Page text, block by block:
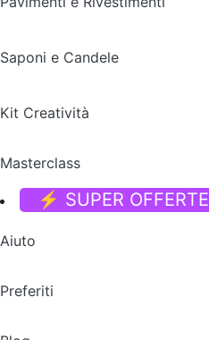
Saponi e Candele
Kit Creatività
Masterclass
⚡ SUPER OFFERTE
Aiuto
Preferiti